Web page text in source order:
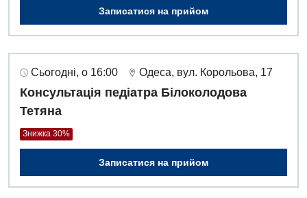
Енциклопедія
Програма лояльності
Відгуки
Ангіографічні дослідження
Діагностичне відділення
Ендоскопічне відділення
Інструментальна діагностика
Магнітно-резонансна томографія
Мамографія
Відділ госпіталізації
Відділення кардіосудинної патології та неврології
Відділення невідкладних станів
Відділення інтенсивної терапії
Гінекологічне відділення
Денний стаціонар
Діагностичне відділення
Записатися на прийом
Сьогодні, о 16:00 Одеса, вул. Корольова, 17
Консультація педіатра Білоколодова
Тетяна
Знижка 30%
Записатися на прийом